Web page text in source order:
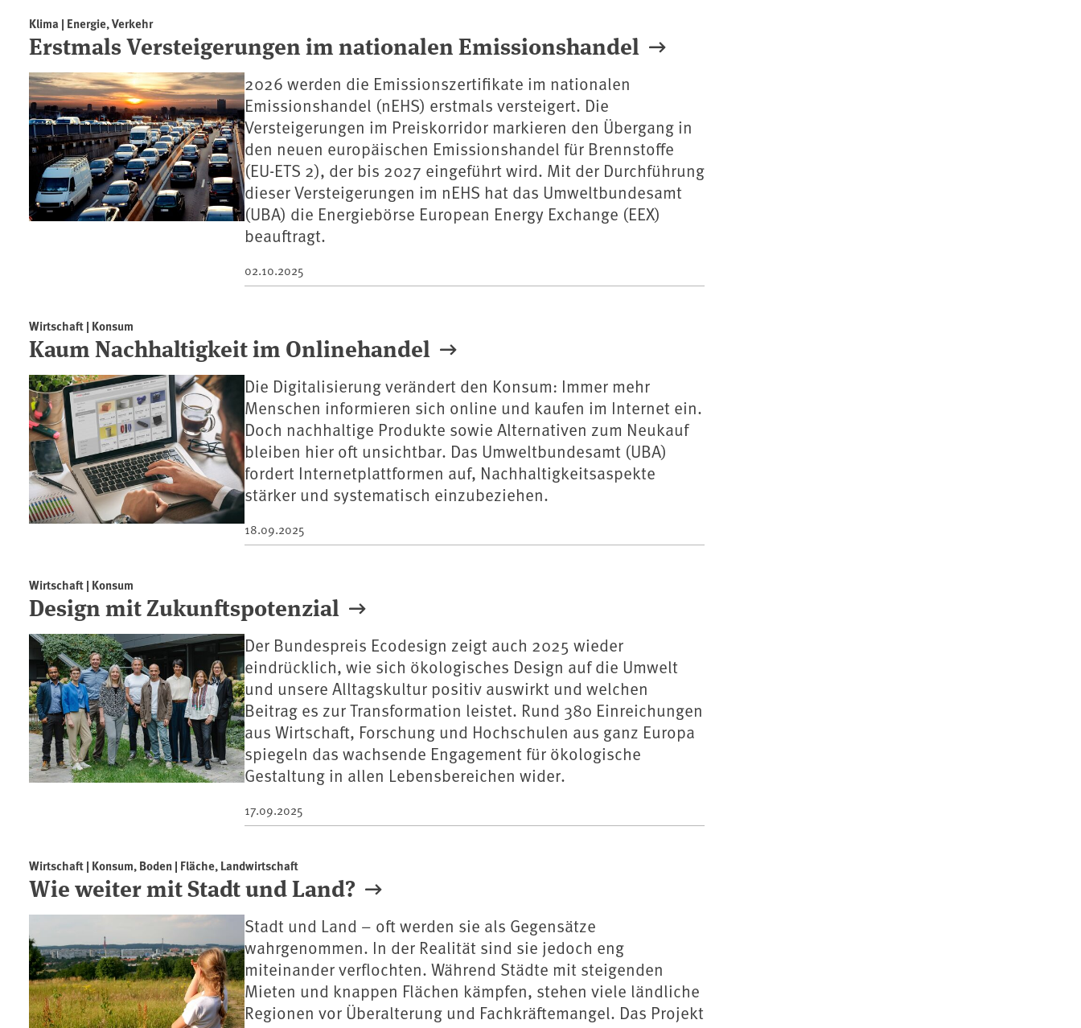
Klima | Energie, Verkehr
Erstmals Versteigerungen im nationalen Emissionshandel
2026 werden die Emissionszertifikate im nationalen
Emissionshandel (nEHS) erstmals versteigert. Die
Versteigerungen im Preiskorridor markieren den Übergang in
den neuen europäischen Emissionshandel für Brennstoffe
(EU-ETS 2), der bis 2027 eingeführt wird. Mit der Durchführung
dieser Versteigerungen im nEHS hat das Umweltbundesamt
(UBA) die Energiebörse European Energy Exchange (EEX)
beauftragt.
02.10.2025
Wirtschaft | Konsum
Kaum Nachhaltigkeit im Onlinehandel
Die Digitalisierung verändert den Konsum: Immer mehr
Menschen informieren sich online und kaufen im Internet ein.
Doch nachhaltige Produkte sowie Alternativen zum Neukauf
bleiben hier oft unsichtbar. Das Umweltbundesamt (UBA)
fordert Internetplattformen auf, Nachhaltigkeitsaspekte
stärker und systematisch einzubeziehen.
18.09.2025
Wirtschaft | Konsum
Design mit Zukunftspotenzial
Der Bundespreis Ecodesign zeigt auch 2025 wieder
eindrücklich, wie sich ökologisches Design auf die Umwelt
und unsere Alltagskultur positiv auswirkt und welchen
Beitrag es zur Transformation leistet. Rund 380 Einreichungen
aus Wirtschaft, Forschung und Hochschulen aus ganz Europa
spiegeln das wachsende Engagement für ökologische
Gestaltung in allen Lebensbereichen wider.
17.09.2025
Wirtschaft | Konsum, Boden | Fläche, Landwirtschaft
Wie weiter mit Stadt und Land?
Stadt und Land – oft werden sie als Gegensätze
wahrgenommen. In der Realität sind sie jedoch eng
miteinander verflochten. Während Städte mit steigenden
Mieten und knappen Flächen kämpfen, stehen viele ländliche
Regionen vor Überalterung und Fachkräftemangel. Das Projekt